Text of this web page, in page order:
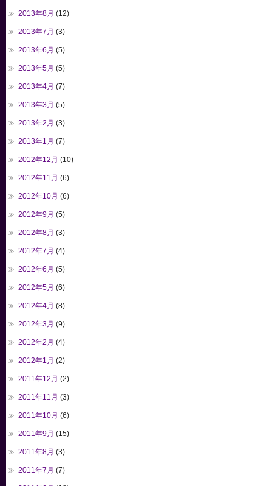
2013年8月 (12)
2013年7月 (3)
2013年6月 (5)
2013年5月 (5)
2013年4月 (7)
2013年3月 (5)
2013年2月 (3)
2013年1月 (7)
2012年12月 (10)
2012年11月 (6)
2012年10月 (6)
2012年9月 (5)
2012年8月 (3)
2012年7月 (4)
2012年6月 (5)
2012年5月 (6)
2012年4月 (8)
2012年3月 (9)
2012年2月 (4)
2012年1月 (2)
2011年12月 (2)
2011年11月 (3)
2011年10月 (6)
2011年9月 (15)
2011年8月 (3)
2011年7月 (7)